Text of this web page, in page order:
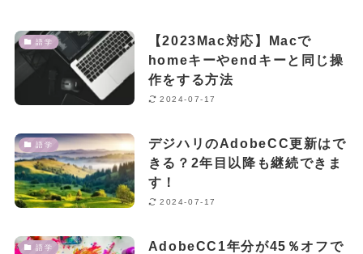
語学
【2023Mac対応】Macで
homeキーやendキーと同じ操
作をする方法
2024-07-17
語学
デジハリのAdobeCC更新はで
きる？2年目以降も継続できま
す！
2024-07-17
語学
AdobeCC1年分が45％オフで